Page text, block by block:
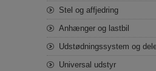
Stel og affjedring
Anhænger og lastbil
Udstødningssystem og
Universal udstyr